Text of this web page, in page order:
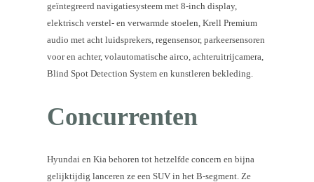
geïntegreerd navigatiesysteem met 8-inch display,
elektrisch verstel- en verwarmde stoelen, Krell Premium
audio met acht luidsprekers, regensensor, parkeersensoren
voor en achter, volautomatische airco, achteruitrijcamera,
Blind Spot Detection System en kunstleren bekleding.
Concurrenten
Hyundai en Kia behoren tot hetzelfde concern en bijna
gelijktijdig lanceren ze een SUV in het B-segment. Ze